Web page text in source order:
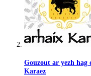
Gouzout ar yezh
Karaez